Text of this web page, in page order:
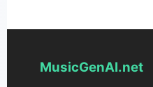
MusicGenAI.net